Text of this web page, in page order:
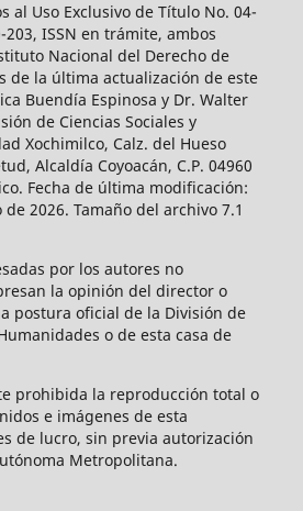
al Uso Exclusivo de Título No. 04-
203, ISSN en trámite, ambos
Nacional del Derecho de
de la última actualización de este
Buendía Espinosa y Dr. Walter
de Ciencias Sociales y
Xochimilco, Calz. del Hueso
Alcaldía Coyoacán, C.P. 04960
Fecha de última modificación:
2026. Tamaño del archivo 7.1
por los autores no
la opinión del director o
postura oficial de la División de
o de esta casa de
prohibida la reproducción total o
e imágenes de esta
de lucro, sin previa autorización
Metropolitana.